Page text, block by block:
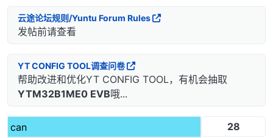
云途论坛规则/Yuntu Forum Rules
发帖前请查看
YT CONFIG TOOL调查问卷
帮助改进和优化YT CONFIG TOOL，有机会抽取
YTM32B1ME0 EVB哦...
can 28